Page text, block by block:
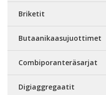
Briketit
Butaanikaasujuottimet
Combiporanteräsarjat
Digiaggregaatit